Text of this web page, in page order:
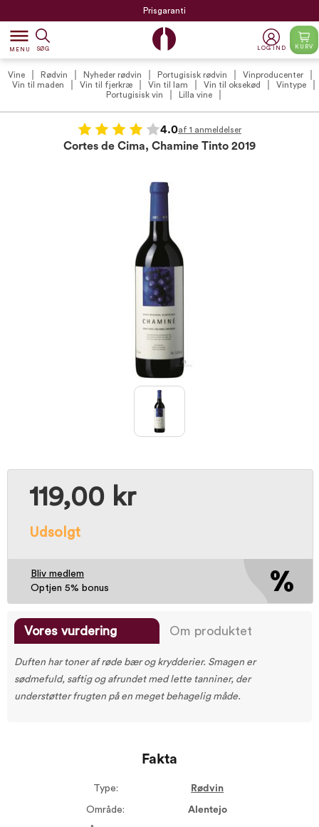
Prisgaranti
dehaze
MENU SØG LOG IND KURV
Vine Rødvin Nyheder rødvin Portugisisk rødvin
Vinproducenter
Vin til maden
Vin til fjerkræ Vin til lam Vin til oksekød
Vintype
Portugisisk vin
Lilla vine
4.0af 1 anmeldelser
Cortes de Cima, Chamine Tinto 2019
119,00 kr
Udsolgt
Bliv medlem
Optjen 5% bonus
Vores vurdering Om produktet
Duften har toner af røde bær og krydderier. Smagen er
sødmefuld, saftig og afrundet med lette tanniner, der
understøtter frugten på en meget behagelig måde.
Fakta
Type: Rødvin
Område: Alentejo